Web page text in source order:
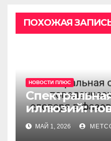
ПОХОЖАЯ
НОВОСТИ ПЛЮС
иллюзий:
аттрактор
фазовом
МАЙ 1, 2026